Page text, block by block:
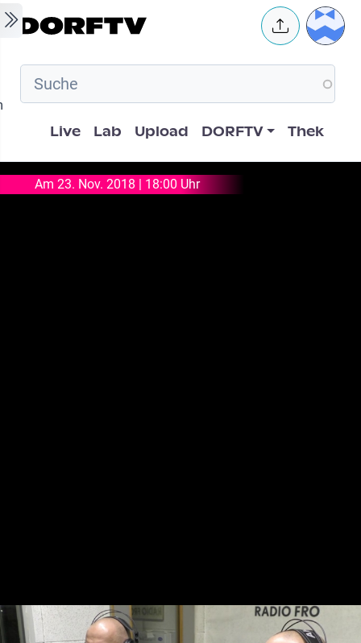
Skip to main content User
Hauptnavigation
Live Lab Upload DORFTV Thek
Am 23. Nov. 2018 | 18:00 Uhr